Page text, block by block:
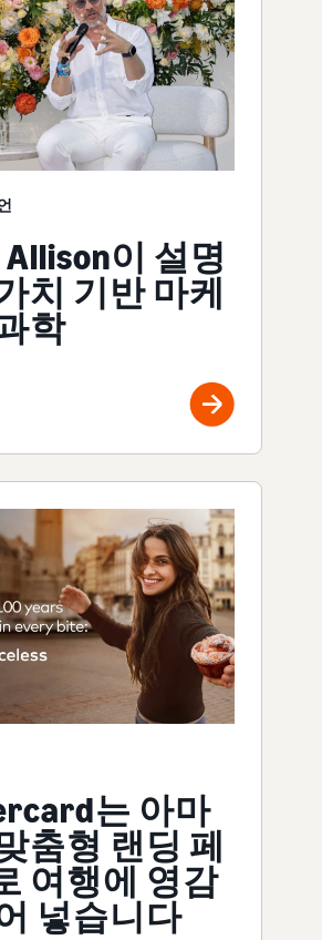
Allison이 설명
치 기반 마케
학
는 아마
춤형 랜딩 페
여행에 영감
넣습니다